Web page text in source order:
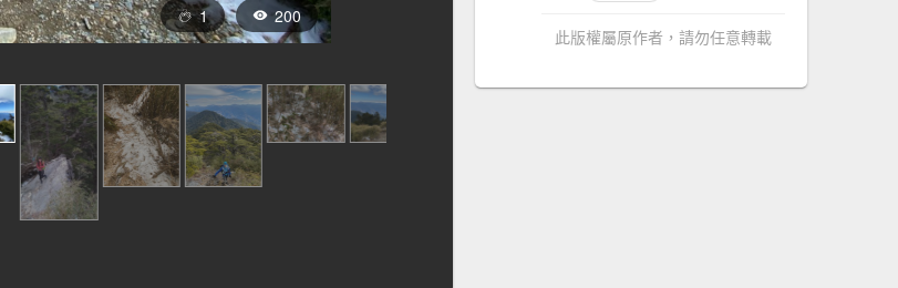
1 200
此版權屬原作者，請勿任意轉載